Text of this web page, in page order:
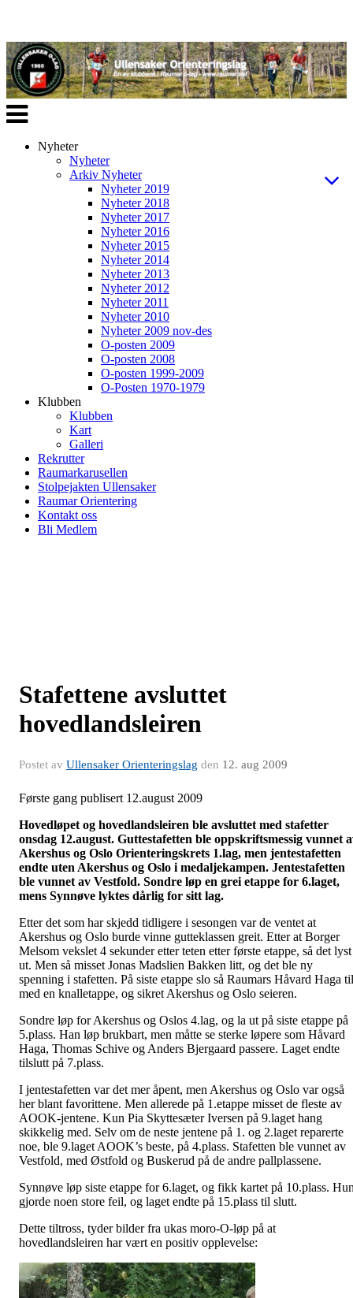
Veksle
navigasjon
Nyheter
Nyheter
Arkiv Nyheter
Nyheter 2019
Nyheter 2018
Nyheter 2017
Nyheter 2016
Nyheter 2015
Nyheter 2014
Nyheter 2013
Nyheter 2012
Nyheter 2011
Nyheter 2010
Nyheter 2009 nov-des
O-posten 2009
O-posten 2008
O-posten 1999-2009
O-Posten 1970-1979
Klubben
Klubben
Kart
Galleri
Rekrutter
Raumarkarusellen
Stolpejakten Ullensaker
Raumar Orientering
Kontakt oss
Bli Medlem
Stafettene avsluttet
hovedlandsleiren
Postet av Ullensaker Orienteringslag den 12. aug 2009
Første gang publisert 12.august 2009
Hovedløpet og hovedlandsleiren ble avsluttet med stafetter
onsdag 12.august. Guttestafetten ble oppskriftsmessig vunnet
Akershus og Oslo Orienteringskrets 1.lag, men jentestafetten
endte uten Akershus og Oslo i medaljekampen. Jentestafetten
ble vunnet av Vestfold. Sondre løp en grei etappe for 6.laget,
mens Synnøve lyktes dårlig for sitt lag.
Etter det som har skjedd tidligere i sesongen var de ventet at
Akershus og Oslo burde vinne gutteklassen greit. Etter at Borger
Melsom vekslet 4 sekunder etter teten etter første etappe, så det lyst
ut. Men så misset Jonas Madslien Bakken litt, og det ble ny
spenning i stafetten. På siste etappe slo så Raumars Håvard Haga til
med en knalletappe, og sikret Akershus og Oslo seieren.
Sondre løp for Akershus og Oslos 4.lag, og la ut på siste etappe på
5.plass. Han løp brukbart, men måtte se sterke løpere som Håvard
Haga, Thomas Schive og Anders Bjergaard passere. Laget endte
tilslutt på 7.plass.
I jentestafetten var det mer åpent, men Akershus og Oslo var også
her blant favorittene. Men allerede på 1.etappe misset de fleste av
AOOK-jentene. Kun Pia Skyttesæter Iversen på 9.laget hang
skikkelig med. Selv om de neste jentene på 1. og 2.laget reparerte
noe, ble 9.laget AOOK’s beste, på 4.plass. Stafetten ble vunnet av
Vestfold, med Østfold og Buskerud på de andre pallplassene.
Synnøve løp siste etappe for 6.laget, og fikk kartet på 10.plass.
gjorde noen store feil, og laget endte på 15.plass til slutt.
Dette tiltross, tyder bilder fra ukas moro-O-løp på at
hovedlandsleiren har vært en positiv opplevelse: